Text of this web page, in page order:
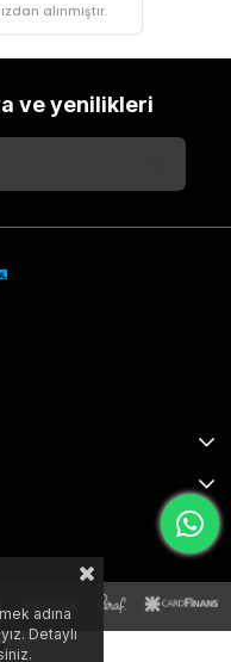
alınmıştır.
ve yenilikleri
adına
Detaylı